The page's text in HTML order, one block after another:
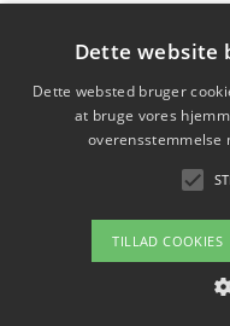
Sådan får du hjælp til
Om /
Dette website
Dette websted bruger
at bruge vores
overensstemmelse
TILLAD COOKIES